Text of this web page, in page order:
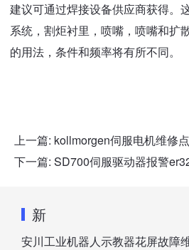
建议可通过焊接设备供应商获得。
系统，割炬衬里，喷嘴，喷嘴和扩
的用法，条件和频率将有所不同。
上一篇: kollmorgen伺服电机维修点
下一篇: SD700伺服驱动器报警
新
安川工业机器人示教器花屏故障